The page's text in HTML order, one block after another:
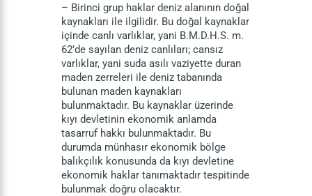
– Birinci grup haklar deniz alanının doğal
kaynakları ile ilgilidir. Bu doğal kaynaklar
içinde canlı varlıklar, yani B.M.D.H.S. m.
62’de sayılan deniz canlıları; cansız
varlıklar, yani suda asılı vaziyette duran
maden zerreleri ile deniz tabanında
bulunan maden kaynakları
bulunmaktadır. Bu kaynaklar üzerinde
kıyı devletinin ekonomik anlamda
tasarruf hakkı bulunmaktadır. Bu
durumda münhasır ekonomik bölge
balıkçılık konusunda da kıyı devletine
ekonomik haklar tanımaktadır tespitinde
bulunmak doğru olacaktır.